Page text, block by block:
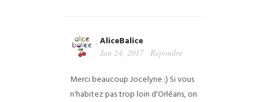
AliceBalice
Jan 24, 2017 Répondre
Merci beaucoup Jocelyne :) Si vous
n'habitez pas trop loin d'Orléans, on